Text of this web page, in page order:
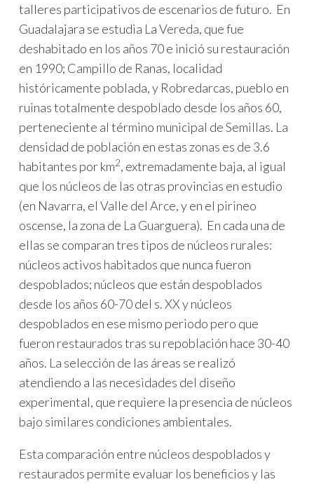
talleres participativos de escenarios de futuro. En
Guadalajara se estudia La Vereda, que fue
deshabitado en los años 70 e inició su restauración
en 1990; Campillo de Ranas, localidad
históricamente poblada, y Robredarcas, pueblo en
ruinas totalmente despoblado desde los años 60,
perteneciente al término municipal de Semillas. La
densidad de población en estas zonas es de 3.6
habitantes por km2, extremadamente baja, al igual
que los núcleos de las otras provincias en estudio
(en Navarra, el Valle del Arce, y en el pirineo
oscense, la zona de La Guarguera). En cada una de
ellas se comparan tres tipos de núcleos rurales:
núcleos activos habitados que nunca fueron
despoblados; núcleos que están despoblados
desde los años 60-70 del s. XX y núcleos
despoblados en ese mismo periodo pero que
fueron restaurados tras su repoblación hace 30-40
años. La selección de las áreas se realizó
atendiendo a las necesidades del diseño
experimental, que requiere la presencia de núcleos
bajo similares condiciones ambientales.
Esta comparación entre núcleos despoblados y
restaurados permite evaluar los beneficios y las